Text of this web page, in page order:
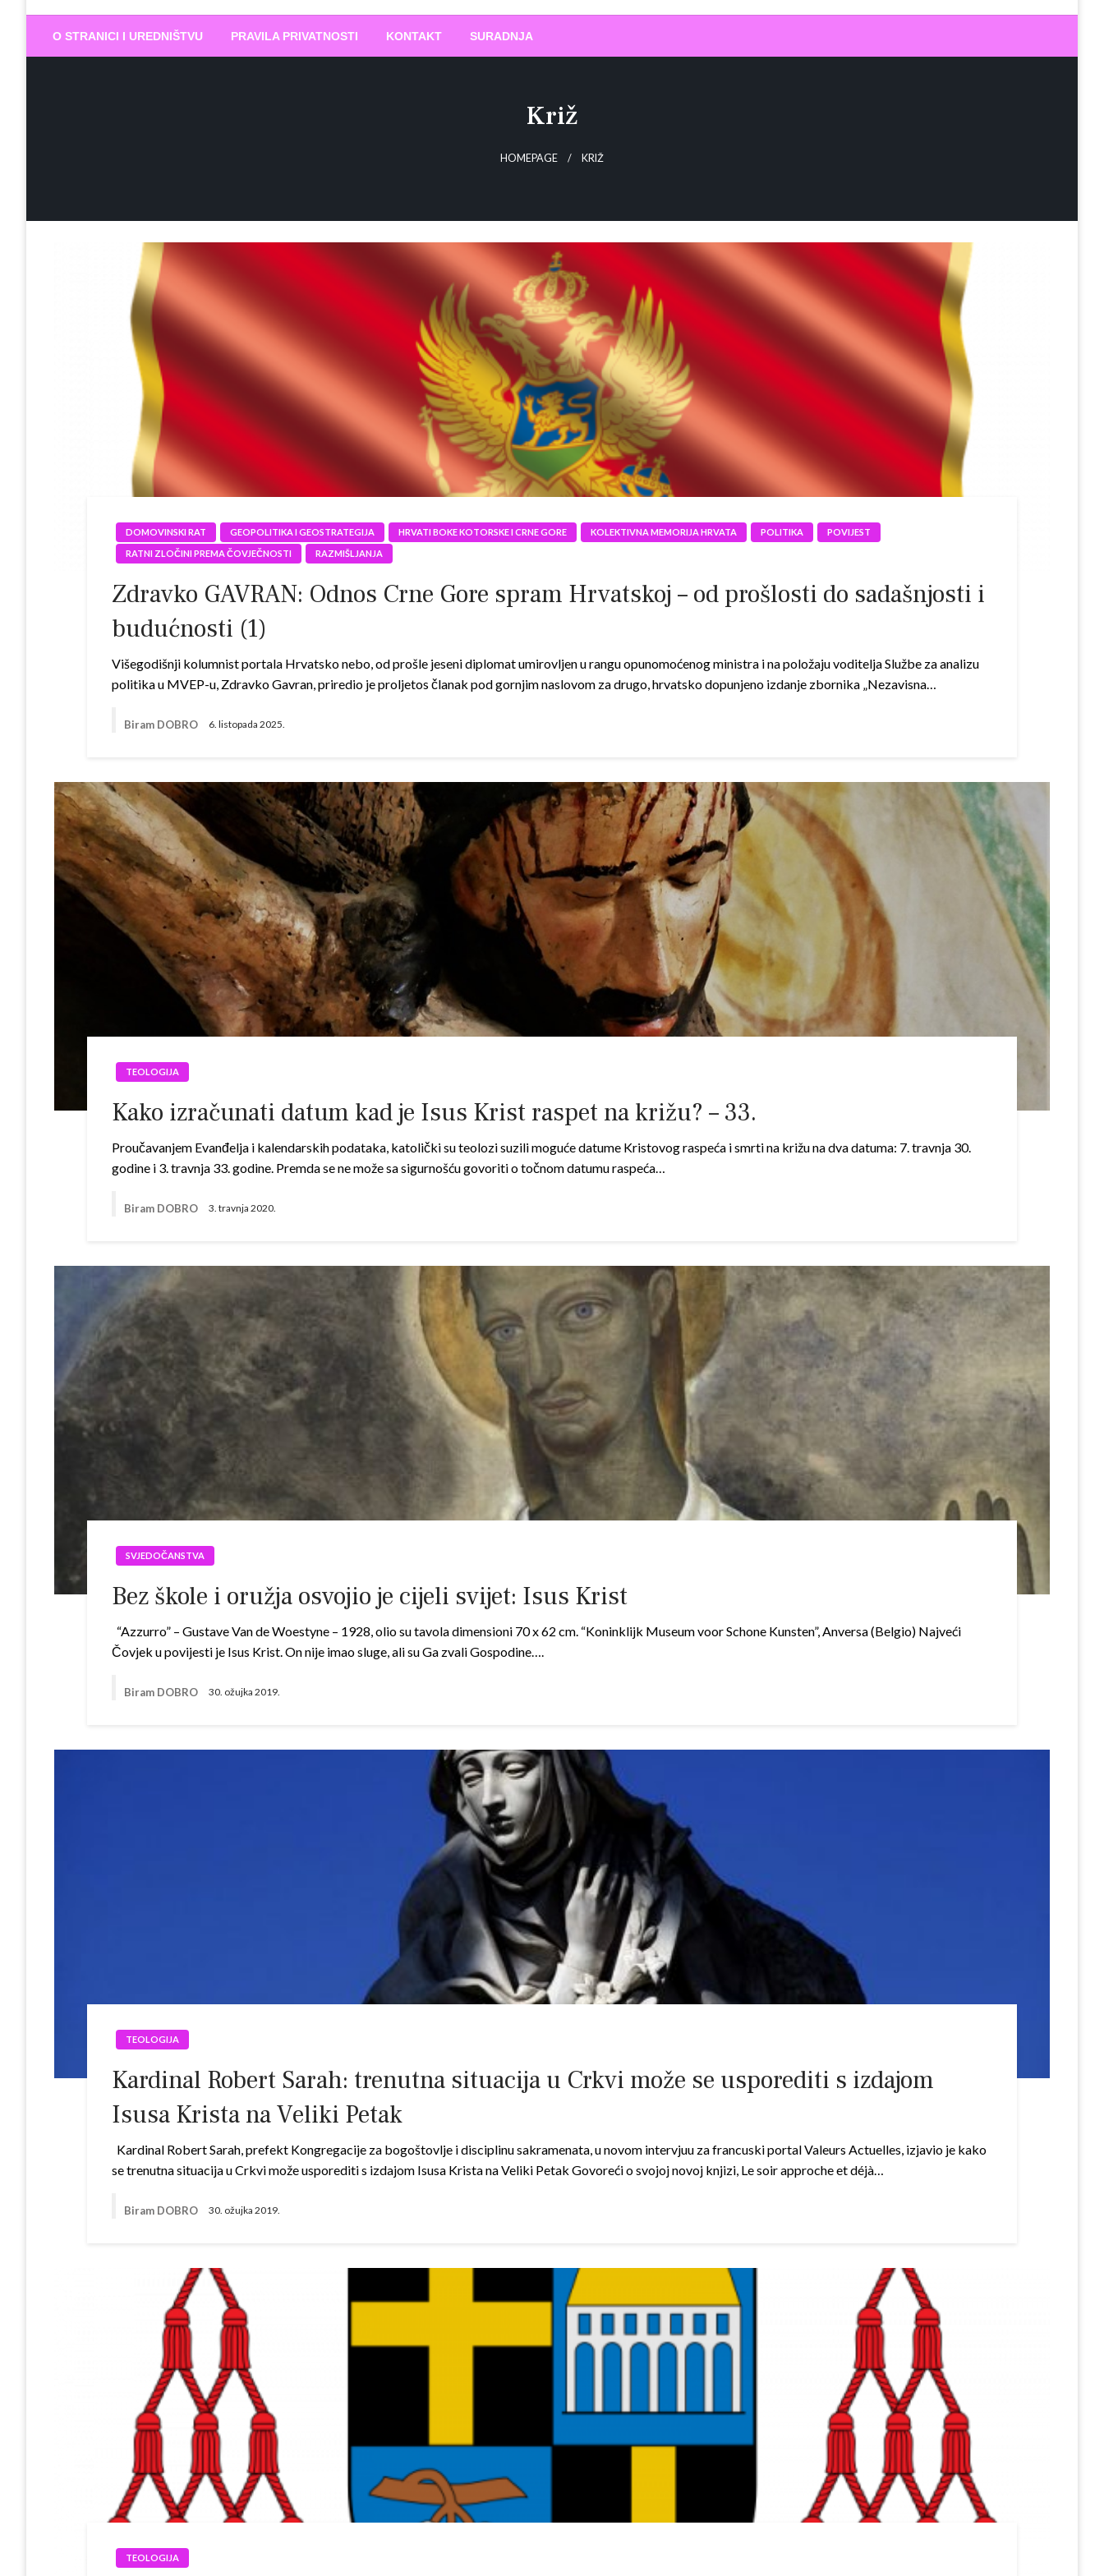
Biram DOBRO
O STRANICI I UREDNIŠTVU PRAVILA PRIVATNOSTI KONTAKT SURADNJA
Križ
HOMEPAGE KRIŽ
DOMOVINSKI RAT GEOPOLITIKA I GEOSTRATEGIJA HRVATI BOKE KOTORSKE I CRNE GORE KOLEKTIVNA MEMORIJA HRVATA POLITIKA
POVIJEST
RATNI ZLOČINI PREMA ČOVJEČNOSTI
RAZMIŠLJANJA
Zdravko GAVRAN: Odnos Crne Gore spram Hrvatskoj – od prošlosti do sadašnjosti i
budućnosti (1)
Višegodišnji kolumnist portala Hrvatsko nebo, od prošle jeseni diplomat umirovljen u rangu opunomoćenog ministra i na položaju voditelja Službe za analizu
politika u MVEP-u, Zdravko Gavran, priredio je proljetos članak pod gornjim naslovom za drugo, hrvatsko dopunjeno izdanje zbornika „Nezavisna…
Biram DOBRO 6. listopada 2025.
TEOLOGIJA
Kako izračunati datum kad je Isus Krist raspet na križu? – 33.
Proučavanjem Evanđelja i kalendarskih podataka, katolički su teolozi suzili moguće datume Kristovog raspeća i smrti na križu na dva datuma: 7. travnja 30.
godine i 3. travnja 33. godine. Premda se ne može sa sigurnošću govoriti o točnom datumu raspeća…
Biram DOBRO 3. travnja 2020.
SVJEDOČANSTVA
Bez škole i oružja osvojio je cijeli svijet: Isus Krist
“Azzurro” – Gustave Van de Woestyne – 1928, olio su tavola dimensioni 70 x 62 cm. “Koninklijk Museum voor Schone Kunsten”, Anversa (Belgio) Najveći
Čovjek u povijesti je Isus Krist. On nije imao sluge, ali su Ga zvali Gospodine….
Biram DOBRO 30. ožujka 2019.
TEOLOGIJA
Kardinal Robert Sarah: trenutna situacija u Crkvi može se usporediti s izdajom
Isusa Krista na Veliki Petak
Kardinal Robert Sarah, prefekt Kongregacije za bogoštovlje i disciplinu sakramenata, u novom intervjuu za francuski portal Valeurs Actuelles, izjavio je kako
se trenutna situacija u Crkvi može usporediti s izdajom Isusa Krista na Veliki Petak Govoreći o svojoj novoj knjizi, Le soir approche et déjà…
Biram DOBRO 30. ožujka 2019.
TEOLOGIJA